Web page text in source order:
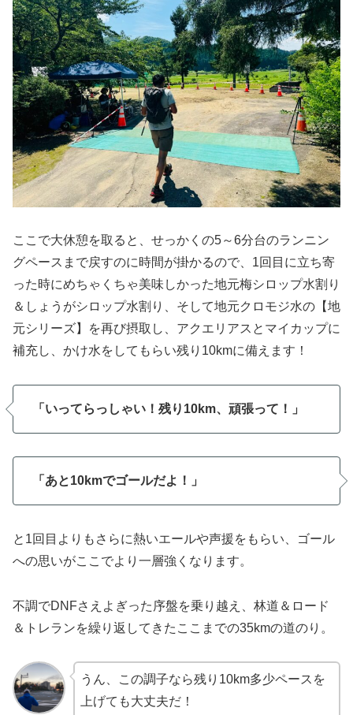
ここで大休憩を取ると、せっかくの5～6分台のランニン
グペースまで戻すのに時間が掛かるので、1回目に立ち寄
った時にめちゃくちゃ美味しかった地元梅シロップ水割り
＆しょうがシロップ水割り、そして地元クロモジ水の【地
元シリーズ】を再び摂取し、アクエリアスとマイカップに
補充し、かけ水をしてもらい残り10kmに備えます！
「いってらっしゃい！残り10km、頑張って！」
「あと10kmでゴールだよ！」
と1回目よりもさらに熱いエールや声援をもらい、ゴール
への思いがここでより一層強くなります。
不調でDNFさえよぎった序盤を乗り越え、林道＆ロード
＆トレランを繰り返してきたここまでの35kmの道のり。
うん、この調子なら残り10km多少ペースを
上げても大丈夫だ！